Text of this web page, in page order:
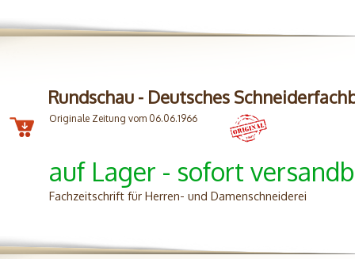
Rundschau - Deutsches
Originale Zeitung vom 06.06.1966
auf Lager - sofort
Fachzeitschrift für Herren- und Damenschneiderei